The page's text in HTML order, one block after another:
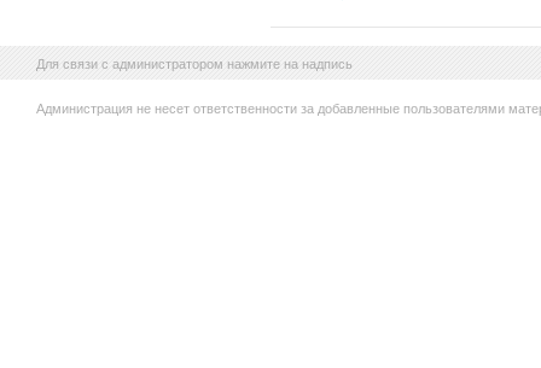
Для связи с администратором нажмите на надпись
Администрация не несет ответственности за добавленные пользователями